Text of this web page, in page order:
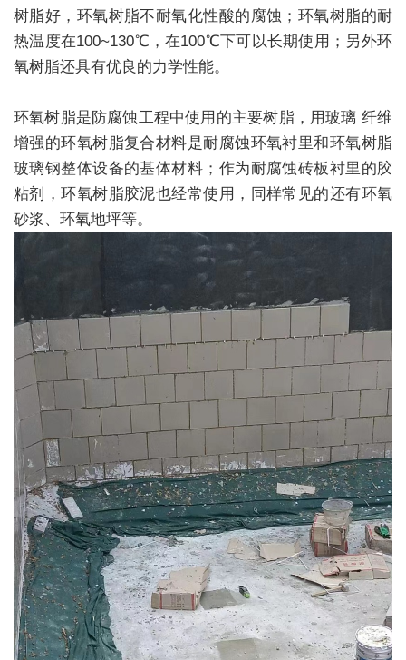
树脂好，环氧树脂不耐氧化性酸的腐蚀；环氧树脂的耐
热温度在100~130℃，在100℃下可以长期使用；另外环
氧树脂还具有优良的力学性能。
环氧树脂是防腐蚀工程中使用的主要树脂，用玻璃 纤维
增强的环氧树脂复合材料是耐腐蚀环氧衬里和环氧树脂
玻璃钢整体设备的基体材料；作为耐腐蚀砖板衬里的胶
粘剂，环氧树脂胶泥也经常使用，同样常见的还有环氧
砂浆、环氧地坪等。